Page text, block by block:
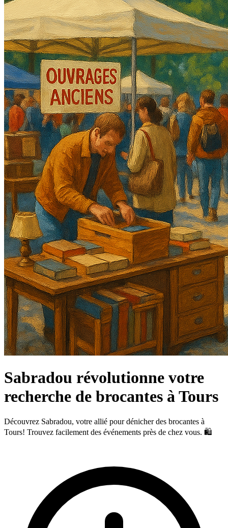
Sabradou révolutionne votre
recherche de brocantes à Tours
Découvrez Sabradou, votre allié pour dénicher des brocantes à
Tours! Trouvez facilement des événements près de chez vous. 🛍️